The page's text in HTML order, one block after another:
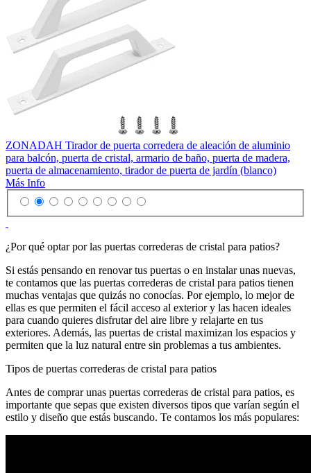
ZONADAH Tirador de puerta corredera de aleación de aluminio
para balcón, puerta de cristal, armario de baño, puerta de madera,
puerta de almacenamiento, tirador de puerta de jardín (blanco)
Más Info
¿Por qué optar por las puertas correderas de cristal para patios?
Si estás pensando en renovar tus puertas o en instalar unas nuevas,
te contamos que las puertas correderas de cristal para patios tienen
muchas ventajas que quizás no conocías. Por ejemplo, lo mejor de
ellas es que permiten el fácil acceso al exterior y las hacen ideales
para cuando quieres disfrutar del aire libre y relajarte en tus
exteriores. Además, las puertas de cristal maximizan los espacios y
permiten que la luz natural entre sin problemas a tus ambientes.
Tipos de puertas correderas de cristal para patios
Antes de comprar unas puertas correderas de cristal para patios, es
importante que sepas que existen diversos tipos que varían según el
estilo y diseño que estás buscando. Te contamos los más populares: